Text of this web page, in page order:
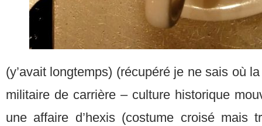
(y’avait longtemps) (récupéré je ne sais où
militaire de carrière – culture historique
une affaire d’hexis (costume croisé mais